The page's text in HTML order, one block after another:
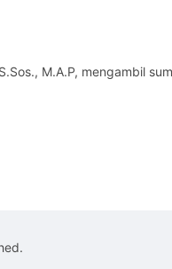
M.A.P, mengambil